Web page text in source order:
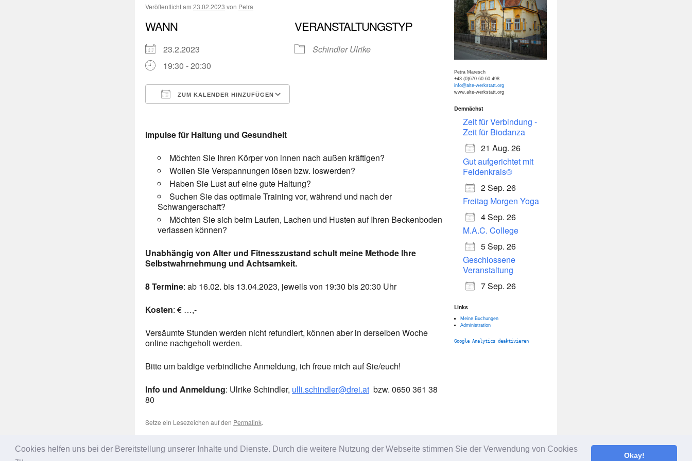
Cookies helfen uns bei der Bereitstellung unserer Inhalte und Dienste. Durch die weitere Nutzung der Webseite stimmen Sie der Verwendung von Cookies
Okay!
Veröffentlicht am 23.02.2023 von Petra
WANN
23.2.2023
19:30 - 20:30
ZUM KALENDER HINZUFÜGEN
iCalendar
VERANSTALTUNGSTYP
Schindler Ulrike
Impulse für Haltung und Gesundheit
Möchten Sie Ihren Körper von innen nach außen kräftigen?
Wollen Sie Verspannungen lösen bzw. loswerden?
Haben Sie Lust auf eine gute Haltung?
Suchen Sie das optimale Training vor, während und nach der
Schwangerschaft?
Möchten Sie sich beim Laufen, Lachen und Husten auf Ihren Beckenboden
verlassen können?
Unabhängig von Alter und Fitnesszustand schult meine Methode Ihre
Selbstwahrnehmung und Achtsamkeit.
8 Termine: ab 16.02. bis 13.04.2023, jeweils von 19:30 bis 20:30 Uhr
Kosten: € …,-
Versäumte Stunden werden nicht refundiert, können aber in derselben Woche
online nachgeholt werden.
Bitte um baldige verbindliche Anmeldung, ich freue mich auf Sie/euch!
Info und Anmeldung: Ulrike Schindler, ulli.schindler@drei.at bzw. 0650 361 38
80
Setze ein Lesezeichen auf den Permalink.
Petra Maresch
+43 (0)670 60 60 498
info@alte-werkstatt.org
www.alte-werkstatt.org
Demnächst
Zeit für Verbindung -
Zeit für Biodanza
21 Aug. 26
Gut aufgerichtet mit
Feldenkrais®
2 Sep. 26
Freitag Morgen Yoga
4 Sep. 26
M.A.C. College
5 Sep. 26
Geschlossene
Veranstaltung
7 Sep. 26
Links
Meine Buchungen
Administration
Google Analytics deaktivieren